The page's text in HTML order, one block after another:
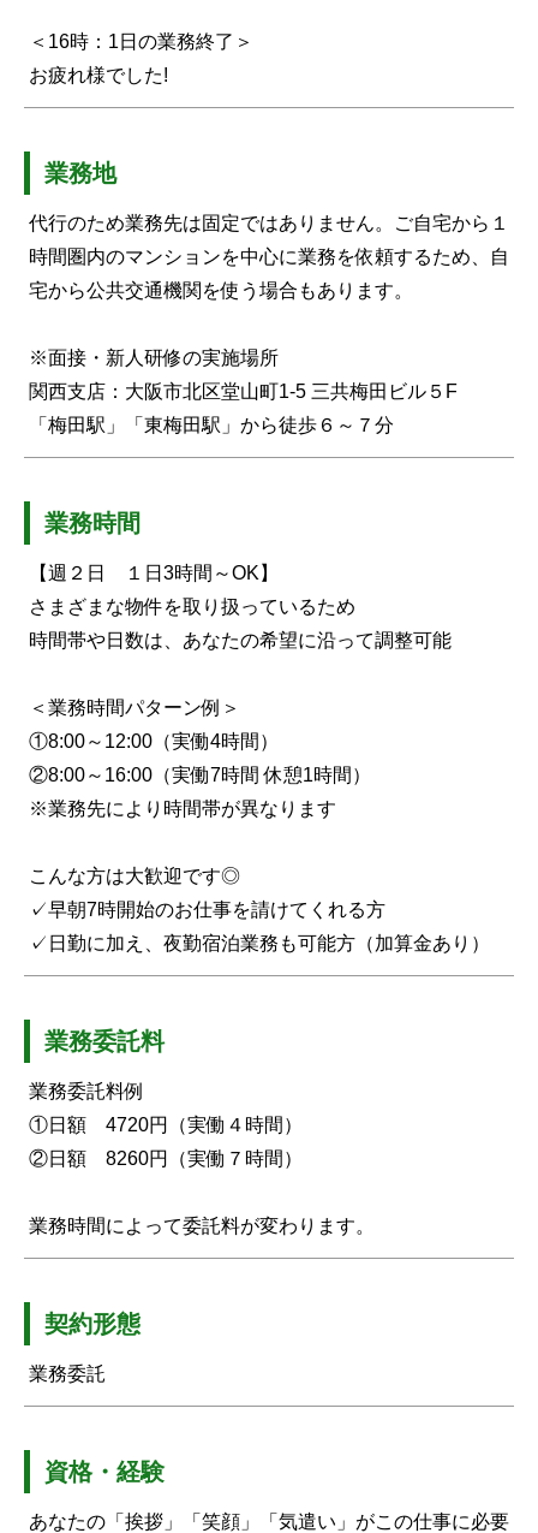
＜16時：1日の業務終了＞
お疲れ様でした!
業務地
代行のため業務先は固定ではありません。ご自宅から１
時間圏内のマンションを中心に業務を依頼するため、自
宅から公共交通機関を使う場合もあります。
※面接・新人研修の実施場所
関西支店：大阪市北区堂山町1-5 三共梅田ビル５F
「梅田駅」「東梅田駅」から徒歩６～７分
業務時間
【週２日 １日3時間～OK】
さまざまな物件を取り扱っているため
時間帯や日数は、あなたの希望に沿って調整可能
＜業務時間パターン例＞
①8:00～12:00（実働4時間）
②8:00～16:00（実働7時間 休憩1時間）
※業務先により時間帯が異なります
こんな方は大歓迎です◎
✓早朝7時開始のお仕事を請けてくれる方
✓日勤に加え、夜勤宿泊業務も可能方（加算金あり）
業務委託料
業務委託料例
①日額 4720円（実働４時間）
②日額 8260円（実働７時間）
業務時間によって委託料が変わります。
契約形態
業務委託
資格・経験
あなたの「挨拶」「笑顔」「気遣い」がこの仕事に必要